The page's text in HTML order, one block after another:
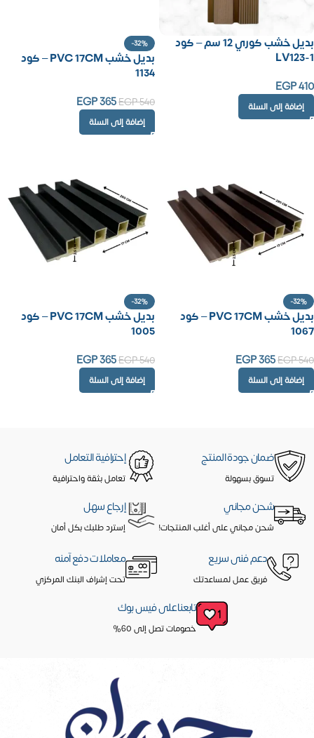
بديل خشب كوري 12 سم – كود
LV123-1
EGP410
إضافة إلى السلة
-32%
بديل خشب PVC 17CM – كود
1134
EGP540
EGP365
إضافة إلى السلة
-32%
بديل خشب PVC 17CM – كود
1067
EGP540
EGP365
إضافة إلى السلة
-32%
بديل خشب PVC 17CM – كود
1005
EGP540
EGP365
إضافة إلى السلة
ضمان جودة المنتج
تسوق بسهولة
إحترافية التعامل
تعامل بثقة واحترافية
شحن مجاني
شحن مجاني على أغلب المنتجات!
إرجاع سهل
إسترد طلبك بكل أمان
دعم فنى سريع
فريق عمل لمساعدتك
معاملات دفع آمنه
تحت إشراف البنك المركزي
تابعنا على فيس بوك
خصومات تصل إلى 60%